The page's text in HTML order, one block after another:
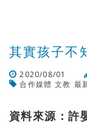
其實孩子不
2020/08/01
合作媒體 文教 最
資料來源：許